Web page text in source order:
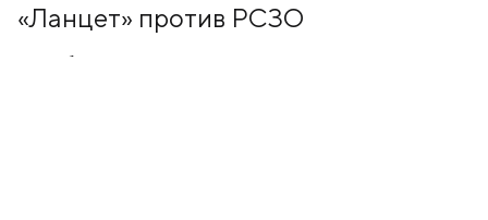
«Ланцет» против РСЗО
15 Ноябрь, 2024